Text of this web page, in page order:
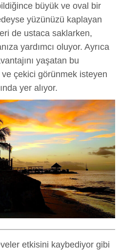
büyük ve oval bir
yüzünüzü kaplayan
de ustaca saklarken,
yardımcı oluyor. Ayrıca
yaşatan bu
çekici görünmek isteyen
yer alıyor.
etkisini kaybediyor gibi